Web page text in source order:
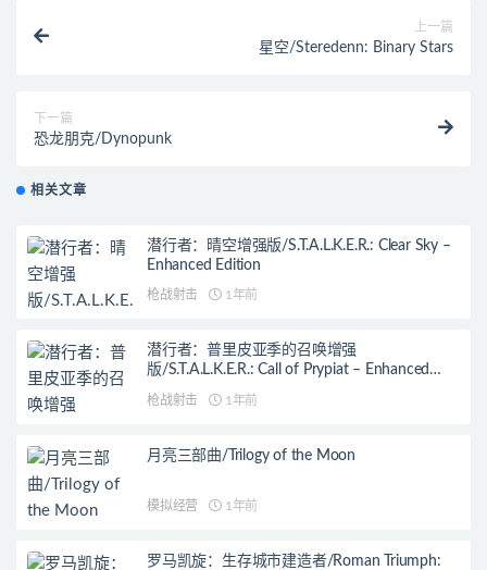
上一篇
星空/Steredenn: Binary Stars
下一篇
恐龙朋克/Dynopunk
相关文章
潜行者：晴空增强版/S.T.A.L.K.E.R.: Clear Sky –
Enhanced Edition
枪战射击 1年前
潜行者：普里皮亚季的召唤增强
版/S.T.A.L.K.E.R.: Call of Prypiat – Enhanced
Edition
枪战射击 1年前
月亮三部曲/Trilogy of the Moon
模拟经营 1年前
罗马凯旋：生存城市建造者/Roman Triumph: